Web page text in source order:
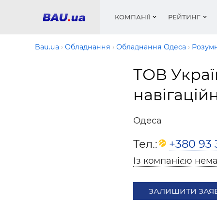
КОМПАНІЇ
Вікна
РЕЙТИНГ
Вікна і
Труби,
Сипучі
Вікна
Фарби,
Bau.ua Обладнання Обладнання Одеса
ТОВ
Одеса
Тел.: +380 93
Із компанією
ЗАЛИШИТИ